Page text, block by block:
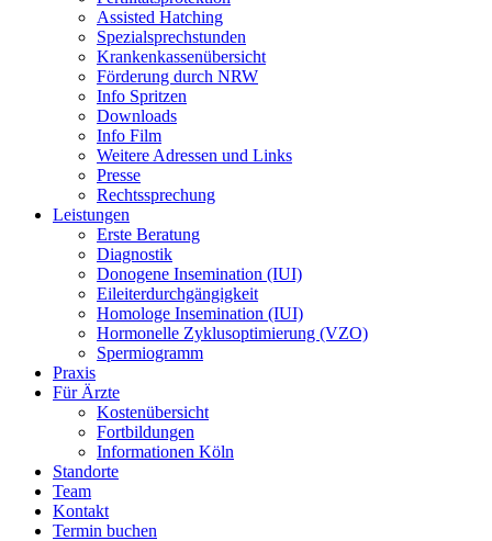
Assisted Hatching
Spezialsprechstunden
Krankenkassenübersicht
Förderung durch NRW
Info Spritzen
Downloads
Info Film
Weitere Adressen und Links
Presse
Rechtssprechung
Leistungen
Erste Beratung
Diagnostik
Donogene Insemination (IUI)
Eileiterdurchgängigkeit
Homologe Insemination (IUI)
Hormonelle Zyklusoptimierung (VZO)
Spermiogramm
Praxis
Für Ärzte
Kostenübersicht
Fortbildungen
Informationen Köln
Standorte
Team
Kontakt
Termin buchen